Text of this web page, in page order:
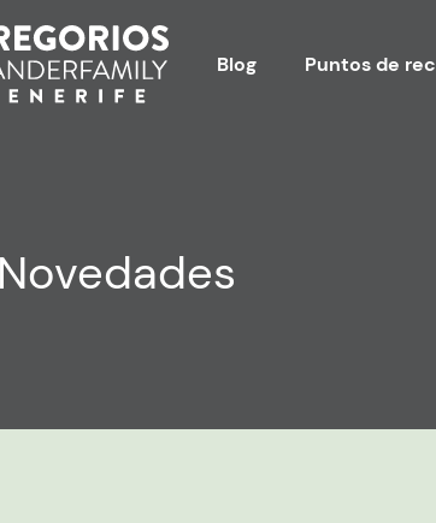
Blog Puntos de
Novedades